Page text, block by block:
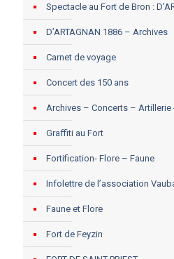
Spectacle au Fort de Bron :
D’ARTAGNAN 1886 – Archives
Carnet de voyage
Concert des 150 ans
Archives – Concerts – Artillerie
Graffiti au Fort
Fortification- Flore – Faune
Infolettre de l’association
Faune et Flore
Fort de Feyzin